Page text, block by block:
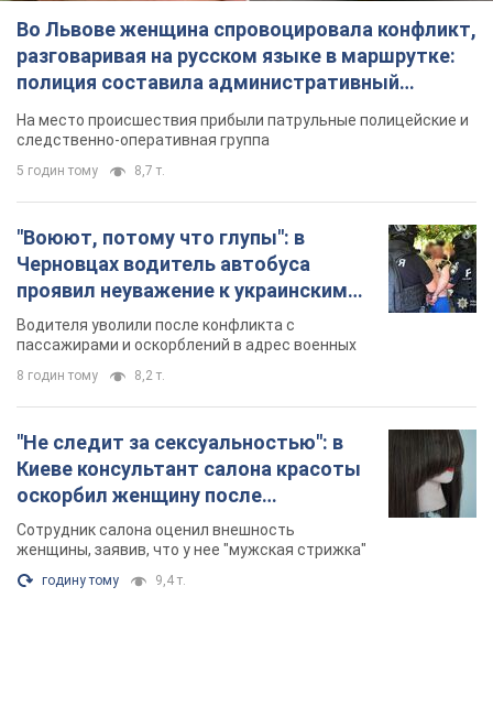
Во Львове женщина спровоцировала конфликт,
разговаривая на русском языке в маршрутке:
полиция составила административный
протокол. Видео
На место происшествия прибыли патрульные полицейские и
следственно-оперативная группа
5 годин тому 8,7 т.
"Воюют, потому что глупы": в
Черновцах водитель автобуса
проявил неуважение к украинским
военным и поплатился за это.
Видео
Водителя уволили после конфликта с
пассажирами и оскорблений в адрес военных
8 годин тому 8,2 т.
"Не следит за сексуальностью": в
Киеве консультант салона красоты
оскорбил женщину после
химиотерапии, разгорелся скандал.
Фото
Сотрудник салона оценил внешность
женщины, заявив, что у нее "мужская стрижка"
годину тому 9,4 т.